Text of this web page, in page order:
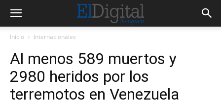
Inicio Internacionales
Al menos 589 muertos y
2980 heridos por los
terremotos en Venezuela